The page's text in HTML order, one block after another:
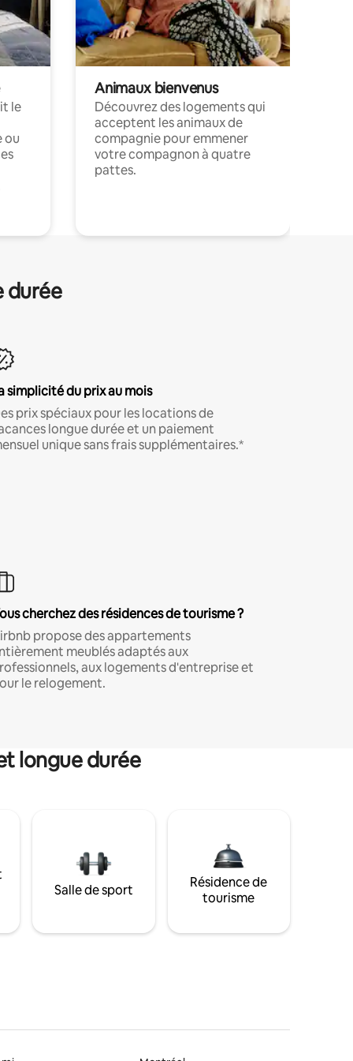
le
ou
Animaux bienvenus
Découvrez des logements qui
acceptent les animaux de
compagnie pour emmener
votre compagnon à quatre
pattes.
durée
simplicité du prix au mois
prix spéciaux pour les locations de
longue durée et un paiement
unique sans frais supplémentaires.*
cherchez des résidences de tourisme ?
propose des appartements
meublés adaptés aux
aux logements d'entreprise et
le relogement.
longue durée
Salle de sport
Résidence de
tourisme